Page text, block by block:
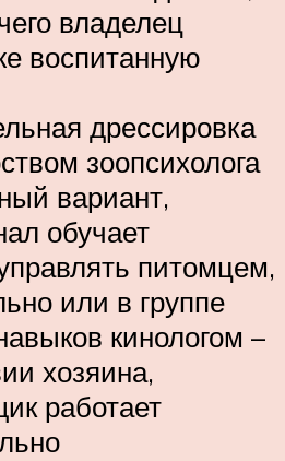
владелец
воспитанную
дрессировка
зоопсихолога
вариант,
обучает
питомцем,
или в группе
кинологом –
хозяина,
работает